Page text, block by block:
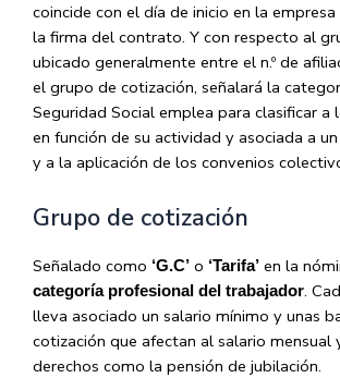
coincide con el día de inicio en la
la firma del contrato. Y con respecto al
ubicado generalmente entre el n.º de
el grupo de cotización, señalará la
Seguridad Social emplea para clasificar a
en función de su actividad y asociada a
y a la aplicación de los convenios
Grupo de cotización
Señalado como ‘G.C’ o ‘Tarifa’ en la
categoría profesional del trabajador.
lleva asociado un salario mínimo y unas
cotización que afectan al salario mensual
derechos como la pensión de jubilación.